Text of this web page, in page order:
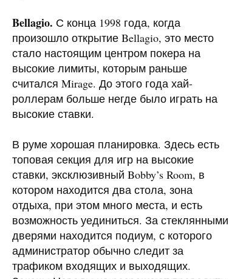
Bellagio. С конца 1998 года, когда
произошло открытие Bellagio, это место
стало настоящим центром покера на
высокие лимиты, которым раньше
считался Mirage. До этого года хай-
роллерам больше негде было играть на
высокие ставки.
В руме хорошая планировка. Здесь есть
топовая секция для игр на высокие
ставки, эксклюзивный Bobby’s Room, в
котором находится два стола, зона
отдыха, при этом много места, и есть
возможность уединиться. За стеклянными
дверями находится подиум, с которого
администратор обычно следит за
трафиком входящих и выходящих.